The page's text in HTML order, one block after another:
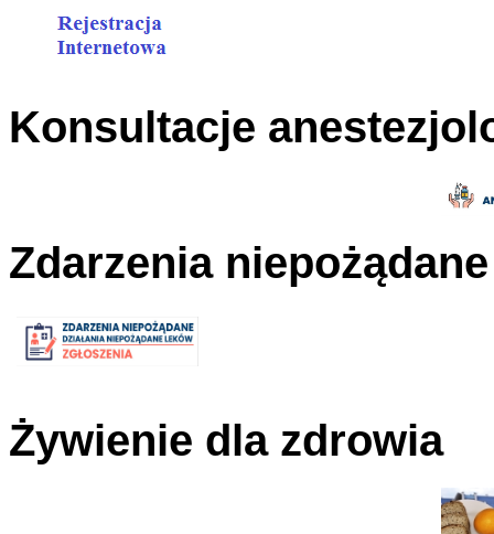
Konsultacje
Zdarzenia niepożądane
Żywienie dla zdrowia